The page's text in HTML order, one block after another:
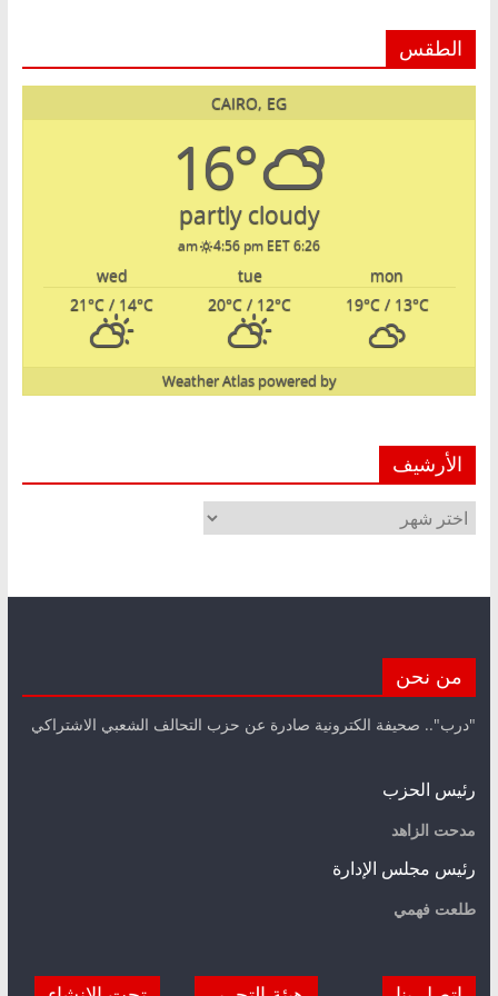
الطقس
CAIRO, EG
16°
partly cloudy
6:26 am
4:56 pm EET
mon
tue
wed
19°C/ 13°C
20°C / 12°C
21°C / 14°C
powered by
Weather Atlas
الأرشيف
الأرشيف
من نحن
"درب".. صحيفة الكترونية صادرة عن حزب التحالف الشعبي الاشتراكي
رئيس الحزب
مدحت الزاهد
رئيس مجلس الإدارة
طلعت فهمي